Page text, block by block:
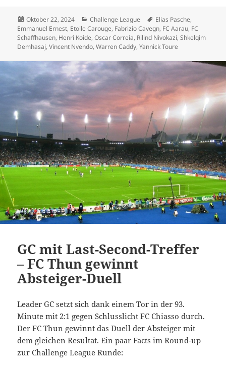
Veröffentlicht
am
Oktober 22, 2024 Kategorien
Challenge League Schlagwörter
Elias Pasche,
Emmanuel Ernest, Etoile Carouge, Fabrizio Cavegn, FC Aarau, FC
Schaffhausen, Henri Koide,Oscar Correia, Rilind Nivokazi,Shkelqim
Demhasaj,Vincent Nvendo,Warren Caddy,Yannick Toure
GC mit Last-Second-Treffer
– FC Thun gewinnt
Absteiger-Duell
Leader GC setzt sich dank einem Tor in der 93.
Minute mit 2:1 gegen Schlusslicht FC Chiasso durch.
Der FC Thun gewinnt das Duell der Absteiger mit
dem gleichen Resultat. Ein paar Facts im Round-up
zur Challenge League Runde: